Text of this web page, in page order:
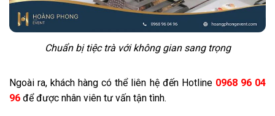
Chuẩn bị tiệc trà với không gian sang trọng
Ngoài ra, khách hàng có thể liên hệ đến Hotline0968 96 04
96 để được nhân viên tư vấn tận tình.